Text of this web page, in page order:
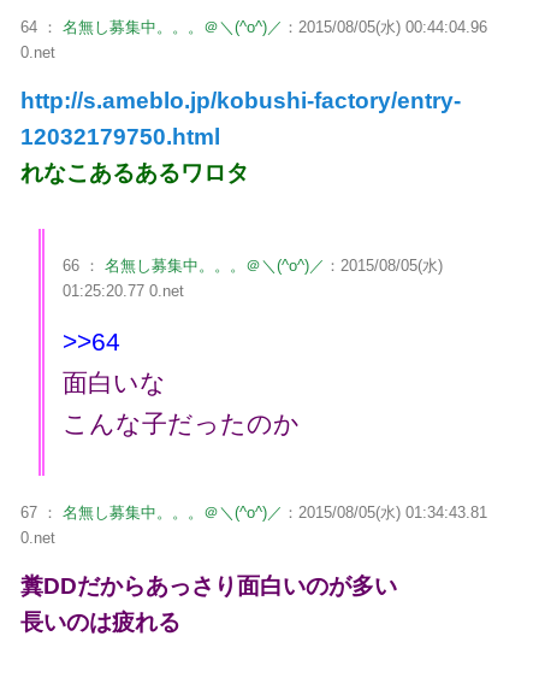
64 ： 名無し募集中。。。＠＼(^o^)／ ：2015/08/05(水) 00:44:04.96
0.net
http://s.ameblo.jp/kobushi-factory/entry-
12032179750.html
れなこあるあるワロタ
66 ： 名無し募集中。。。＠＼(^o^)／ ：2015/08/05(水)
01:25:20.77 0.net
>>64
面白いな
こんな子だったのか
67 ： 名無し募集中。。。＠＼(^o^)／ ：2015/08/05(水) 01:34:43.81
0.net
糞DDだからあっさり面白いのが多い
長いのは疲れる